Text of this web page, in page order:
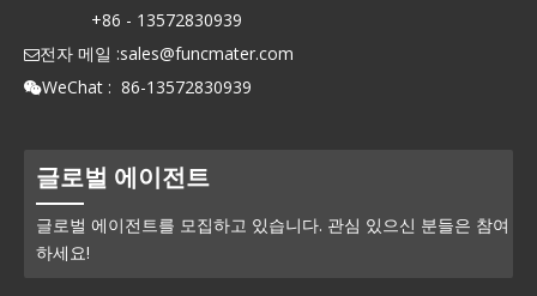
+86 - 13572830939
전자 메일 :sales@funcmater.com
WeChat : 86-13572830939
글로벌 에이전트
글로벌 에이전트를 모집하고 있습니다. 관심 있으신 분들은 참여
하세요!